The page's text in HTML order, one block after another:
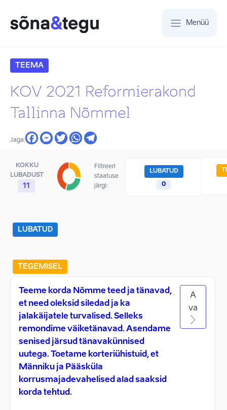
Menüü
TEEMA
KOV 2021 Reformierakond
Tallinna Nõmmel
Jaga:
KOKKU
LUBADUST
11
Filtreeri
staatuse
järgi:
LUBATUD
0
LUBATUD
TEGEMISEL
Teeme korda Nõmme teed ja tänavad,
et need oleksid siledad ja ka
jalakäijatele turvalised. Selleks
remondime väiketänavad. Asendame
senised järsud tänavakünnised
uutega. Toetame korteriühistuid, et
Männiku ja Pääsküla
korrusmajadevahelised alad saaksid
korda tehtud.
A
va